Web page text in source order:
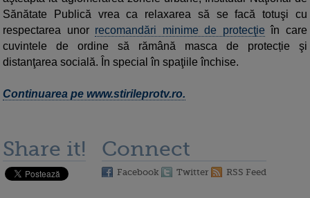
Sănătate Publică vrea ca relaxarea să se facă totuşi cu
respectarea unor recomandări minime de protecţie în care
cuvintele de ordine să rămână masca de protecție şi
distanţarea socială. În special în spaţiile închise.
Continuarea pe www.stirileprotv.ro.
Share it! Connect
Facebook Twitter RSS Feed